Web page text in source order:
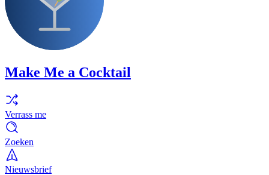
Make Me a Cocktail
Verrass me
Zoeken
Nieuwsbrief